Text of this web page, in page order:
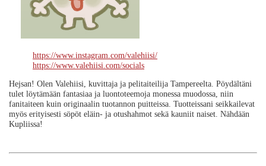
https://www.instagram.com/valehiisi/
https://www.valehiisi.com/socials
Hejsan! Olen Valehiisi, kuvittaja ja pelitaiteilija Tampereelta. Pöydältäni
tulet löytämään fantasiaa ja luontoteemoja monessa muodossa, niin
fanitaiteen kuin originaalin tuotannon puitteissa. Tuotteissani seikkailevat
myös erityisesti söpöt eläin- ja otushahmot sekä kauniit naiset. Nähdään
Kupliissa!